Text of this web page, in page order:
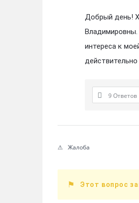
Добрый день!
Владимировны.
интереса к
9 Ответов
Жалоба
Этот вопрос